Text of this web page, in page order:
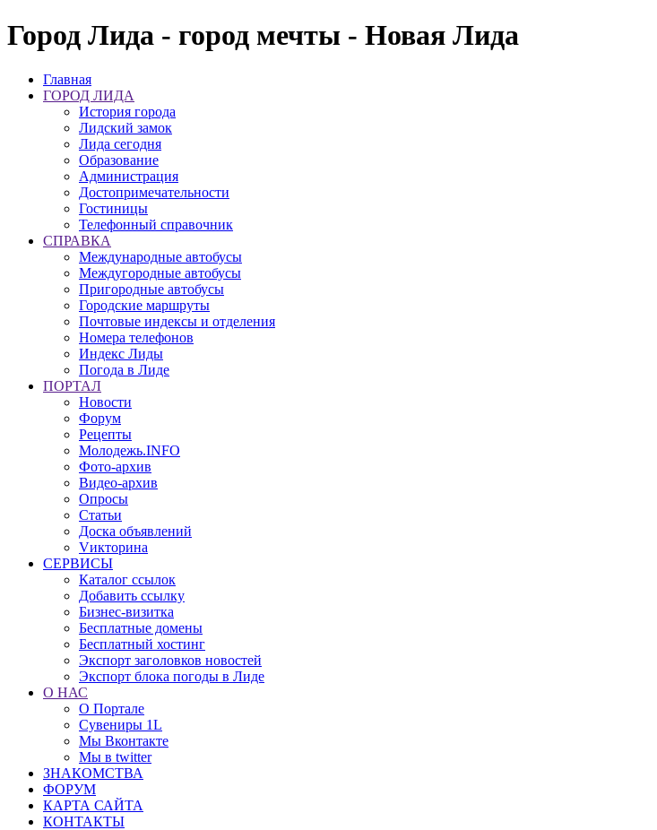
Город Лида - город мечты - Новая Лида
Главная
ГОРОД ЛИДА
История города
Лидский замок
Лида сегодня
Образование
Администрация
Достопримечательности
Гостиницы
Телефонный справочник
СПРАВКА
Международные автобусы
Междугородные автобусы
Пригородные автобусы
Городские маршруты
Почтовые индексы и отделения
Номера телефонов
Индекс Лиды
Погода в Лиде
ПОРТАЛ
Новости
Форум
Рецепты
Молодежь.INFO
Фото-архив
Видео-архив
Опросы
Статьи
Доска объявлений
Vикторина
СЕРВИСЫ
Каталог ссылок
Добавить ссылку
Бизнес-визитка
Бесплатные домены
Бесплатный хостинг
Экспорт заголовков новостей
Экспорт блока погоды в Лиде
О НАС
О Портале
Сувениры 1L
Мы Вконтакте
Мы в twitter
ЗНАКОМСТВА
ФОРУМ
КАРТА САЙТА
КОНТАКТЫ